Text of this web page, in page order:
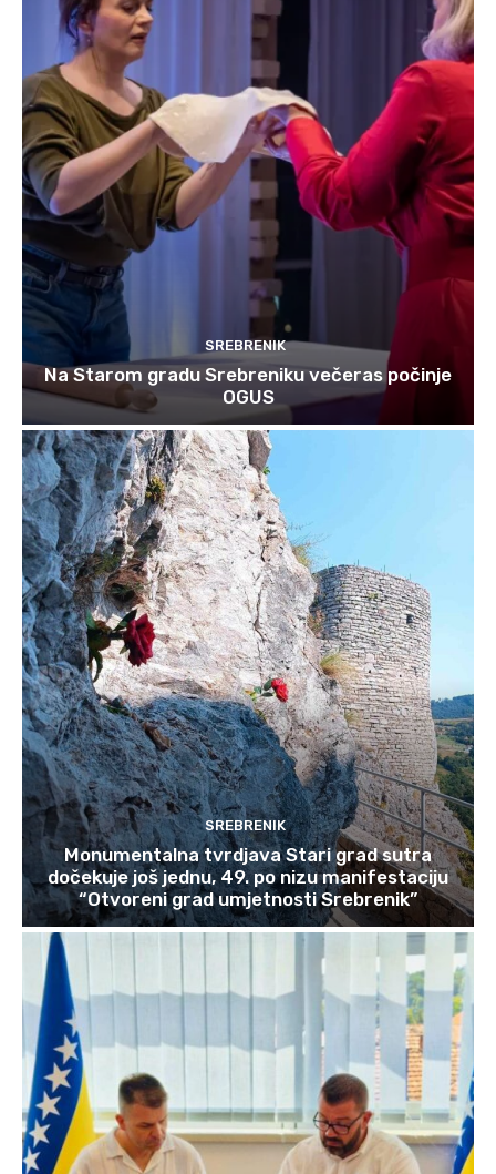
SREBRENIK
Na Starom gradu Srebreniku večeras počinje
OGUS
SREBRENIK
Monumentalna tvrdjava Stari grad sutra
dočekuje još jednu, 49. po nizu manifestaciju
“Otvoreni grad umjetnosti Srebrenik”